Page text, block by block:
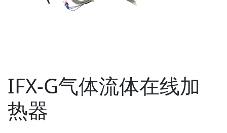
IFX-G气体流体在线加
热器